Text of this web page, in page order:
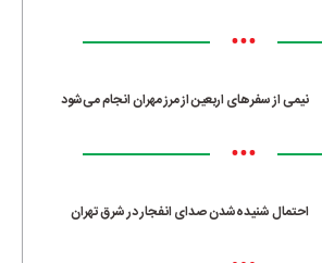
•••
نیمی از سفرهای اربعین از مرز مهران انجام می‌شود
•••
احتمال شنیده‌شدن صدای انفجار در شرق تهران